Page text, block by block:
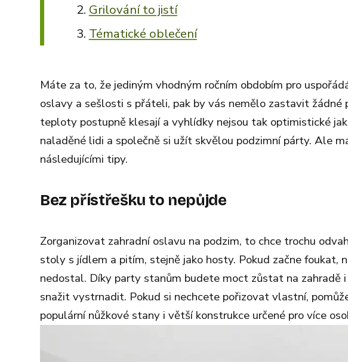
Grilování to jistí
Tématické oblečení
Máte za to, že jediným vhodným ročním obdobím pro
oslavy a sešlosti s přáteli, pak by vás nemělo zastavit žádné
teploty postupně klesají a vyhlídky nejsou tak optimistické
naladěné lidi a společně si užít skvělou podzimní párty. Ale
následujícími tipy.
Bez přístřešku to nepůjde
Zorganizovat zahradní oslavu na podzim, to chce trochu
stoly s jídlem a pitím, stejně jako hosty. Pokud začne foukat,
nedostal. Díky party stanům budete moct zůstat na zahradě
snažit vystrnadit. Pokud si nechcete pořizovat vlastní,
populární nůžkové stany i větší konstrukce určené pro více